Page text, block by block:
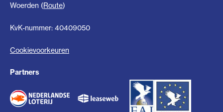
Woerden (Route)
KvK-nummer: 40409050
Cookievoorkeuren
Partners